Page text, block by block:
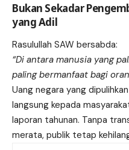
Bukan Sekadar
yang Adil
Rasulullah SAW bersabda:
“Di antara manusia yang
paling bermanfaat bagi
Uang negara yang
langsung kepada
laporan tahunan. Tanpa
merata, publik tetap